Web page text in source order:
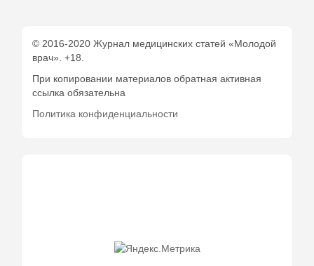
© 2016-2020 Журнал медицинских статей «Молодой
врач». +18.
При копировании материалов обратная активная
ссылка обязательна
Политика конфиденциальности